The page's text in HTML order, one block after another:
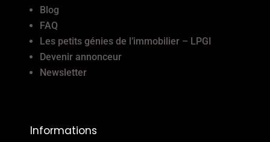
Blog
FAQ
Les petits génies de l’immobilier – LPGI
Devenir annonceur
Newsletter
Informations